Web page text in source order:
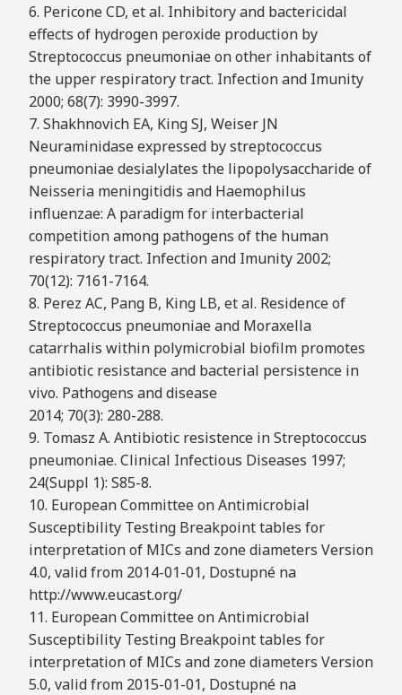
6. Pericone CD, et al. Inhibitory and bactericidal
effects of hydrogen peroxide production by
Streptococcus pneumoniae on other inhabitants of
the upper respiratory tract. Infection and Imunity
2000; 68(7): 3990-3997.
7. Shakhnovich EA, King SJ, Weiser JN
Neuraminidase expressed by streptococcus
pneumoniae desialylates the lipopolysaccharide of
Neisseria meningitidis and Haemophilus
influenzae: A paradigm for interbacterial
competition among pathogens of the human
respiratory tract. Infection and Imunity 2002;
70(12): 7161-7164.
8. Perez AC, Pang B, King LB, et al. Residence of
Streptococcus pneumoniae and Moraxella
catarrhalis within polymicrobial biofilm promotes
antibiotic resistance and bacterial persistence in
vivo. Pathogens and disease
2014; 70(3): 280-288.
9. Tomasz A. Antibiotic resistence in Streptococcus
pneumoniae. Clinical Infectious Diseases 1997;
24(Suppl 1): S85-8.
10. European Committee on Antimicrobial
Susceptibility Testing Breakpoint tables for
interpretation of MICs and zone diameters Version
4.0, valid from 2014-01-01, Dostupné na
http://www.eucast.org/
11. European Committee on Antimicrobial
Susceptibility Testing Breakpoint tables for
interpretation of MICs and zone diameters Version
5.0, valid from 2015-01-01, Dostupné na